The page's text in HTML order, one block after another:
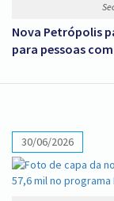
Nova Petrópolis
para pessoas
30/06/2026